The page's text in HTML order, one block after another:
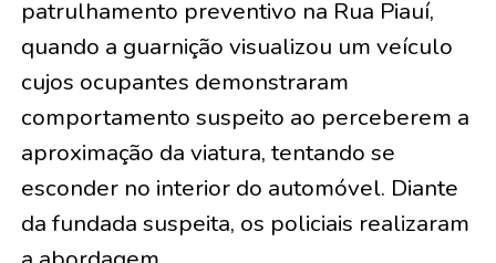
patrulhamento preventivo na Rua Piauí,
quando a guarnição visualizou um veículo
cujos ocupantes demonstraram
comportamento suspeito ao perceberem a
aproximação da viatura, tentando se
esconder no interior do automóvel. Diante
da fundada suspeita, os policiais realizaram